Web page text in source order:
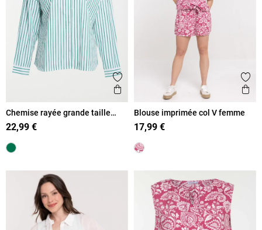
Ajouter aux favoris
Aperçu rapide
Chemise rayée grande taille
femme
22,99 €
Blouse imprimée col V femme
17,99 €